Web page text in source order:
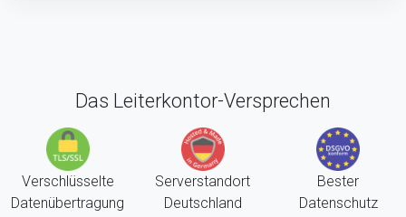
Das Leiterkontor-Versprechen
Verschlüsselte
Datenübertragung
Serverstandort
Deutschland
Bester
Datenschutz